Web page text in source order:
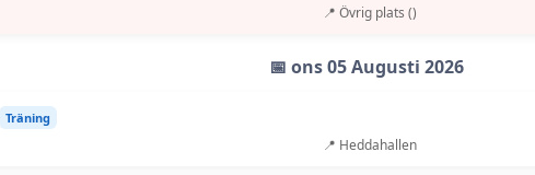
📍 Övrig plats ()
📅 ons 05 Augusti 2026
Träning
📍 Heddahallen